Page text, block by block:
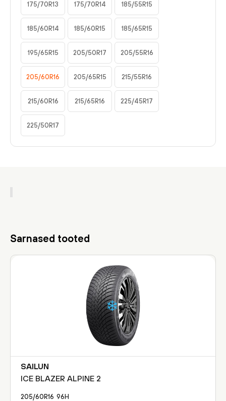
175/70R13 175/70R14 185/55R15
185/60R14 185/60R15 185/65R15
195/65R15 205/50R17 205/55R16
205/60R16 205/65R15 215/55R16
215/60R16 215/65R16 225/45R17
225/50R17
Sarnased tooted
SAILUN
ICE BLAZER ALPINE 2
205/60R16 96 H